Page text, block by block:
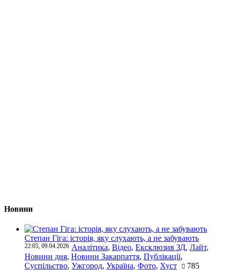
Новини
Степан Гіга: історія, яку слухають, а не забувають
22:05, 09.04.2026 Аналітика, Відео, Ексклюзив ЗД, Лайт,
Новини дня, Новини Закарпаття, Публікації,
Суспільство, Ужгород, Україна, Фото, Хуст 785